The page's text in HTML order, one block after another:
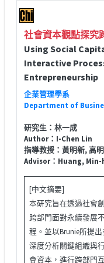
社會資本觀點探究
Using Social
Interactive
Entrepreneurship
企業管理學系
Department of
研究生：林一成
Author：I-Chen Lin
指導教授：黃明新, 高
Advisor：Huang,
[中文摘要]
本研究旨在透過社會
跨部門面對永續發展
程。並以Brunie所提
深度分析關鍵組織與
會資本，進行跨部門